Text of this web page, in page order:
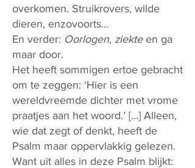
overkomen. Struikrovers, wilde
dieren, enzovoorts…
En verder: Oorlogen, ziekte en ga
maar door.
Het heeft sommigen ertoe gebracht
om te zeggen: ‘Hier is een
wereldvreemde dichter met vrome
praatjes aan het woord.’ […] Alleen,
wie dat zegt of denkt, heeft de
Psalm maar oppervlakkig gelezen.
Want uit alles in deze Psalm blijkt: